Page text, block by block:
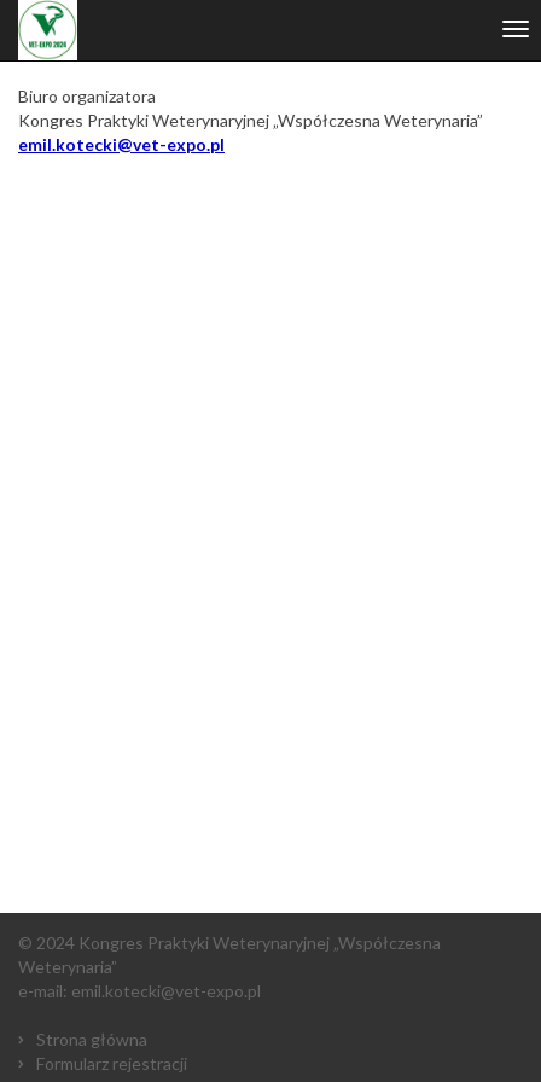
Włącz
ułatwienia
Biuro organizatora
Kongres Praktyki Weterynaryjnej „Współczesna Weterynaria”
emil.kotecki@vet-expo.pl
© 2024 Kongres Praktyki Weterynaryjnej „Współczesna
Weterynaria”
e-mail: emil.kotecki@vet-expo.pl
Strona główna
Formularz rejestracji